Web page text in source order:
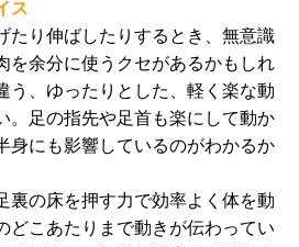
ス
たり伸ばしたりするとき、無意識
を余分に使うクセがあるかもしれ
う、ゆったりとした、軽く楽な動
。足の指先や足首も楽にして動か
身にも影響しているのがわかるか
裏の床を押す力で効率よく体を動
どこあたりまで動きが伝わってい